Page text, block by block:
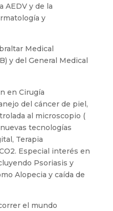
AEDV y de la
y
Medical
y del General Medical
en Cirugía
del cáncer de piel,
al microscopio (
tecnologías
Terapia
Especial interés en
Psoriasis y
Alopecia y caída de
el mundo